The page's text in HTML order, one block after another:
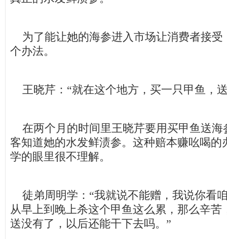
为了能让她的海参进入市场让消费者接受
个办法。
王晓芹：“就在这个地方，买一只甲鱼，
在两个月的时间里王晓芹要用买甲鱼送海
客知道她的水发鲜渍参。这种赔本赚吆喝的
学的眼里很不理解。
徒弟周明学：“我就说不能赠，我说你看
从早上到晚上杀这个甲鱼这么累，那么辛苦
送没有了，以后还能干下去吗。”